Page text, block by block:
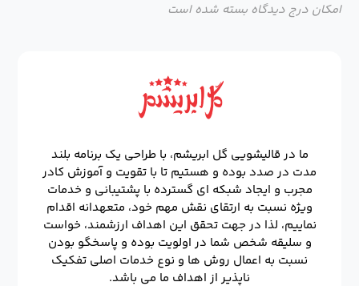
امکان درج دیدگاه بسته شده است
ما در قالیشویی گل ابریشم، با طراحی یک برنامه بلند
مدت در صدد بوده و هستیم تا با تقویت و آموزش کادر
مجرب و ایجاد شبکه ای گسترده با پشتیبانی و خدمات
ویژه نسبت به ارتقای نقش مهم خود، متعهدانه اقدام
نماییم، لذا در جهت تحقق این اهداف ارزشمند، خواست
و سلیقه شخص شما در اولویت بوده و پاسخگو بودن
نسبت به اعمال روش ها و نوع خدمات اصلی تفکیک
ناپذیر از اهداف ما می باشد.